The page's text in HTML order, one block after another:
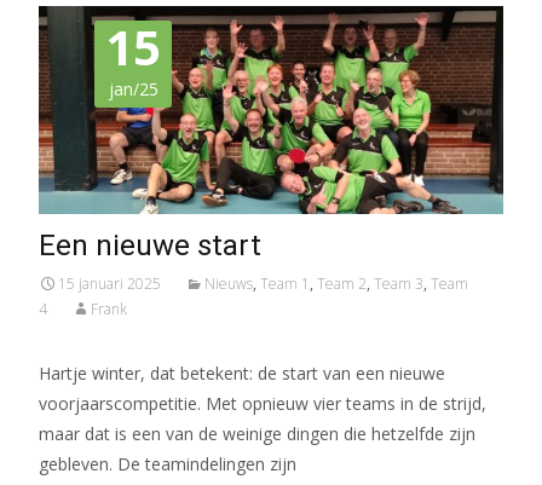
15
jan/25
Een nieuwe start
15 januari 2025 Nieuws, Team 1 , Team 2, Team 3, Team
4
Frank
Hartje winter, dat betekent: de start van een nieuwe
voorjaarscompetitie. Met opnieuw vier teams in de strijd,
maar dat is een van de weinige dingen die hetzelfde zijn
gebleven. De teamindelingen zijn